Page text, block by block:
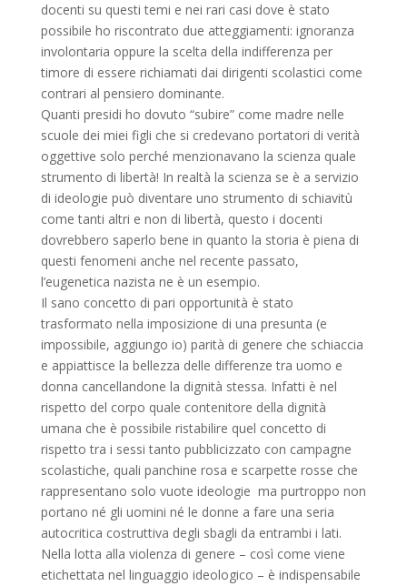
docenti su questi temi e nei rari casi dove è stato
possibile ho riscontrato due atteggiamenti: ignoranza
involontaria oppure la scelta della indifferenza per
timore di essere richiamati dai dirigenti scolastici come
contrari al pensiero dominante.
Quanti presidi ho dovuto “subire” come madre nelle
scuole dei miei figli che si credevano portatori di verità
oggettive solo perché menzionavano la scienza quale
strumento di libertà! In realtà la scienza se è a servizio
di ideologie può diventare uno strumento di schiavitù
come tanti altri e non di libertà, questo i docenti
dovrebbero saperlo bene in quanto la storia è piena di
questi fenomeni anche nel recente passato,
l’eugenetica nazista ne è un esempio.
Il sano concetto di pari opportunità è stato
trasformato nella imposizione di una presunta (e
impossibile, aggiungo io) parità di genere che schiaccia
e appiattisce la bellezza delle differenze tra uomo e
donna cancellandone la dignità stessa. Infatti è nel
rispetto del corpo quale contenitore della dignità
umana che è possibile ristabilire quel concetto di
rispetto tra i sessi tanto pubblicizzato con campagne
scolastiche, quali panchine rosa e scarpette rosse che
rappresentano solo vuote ideologie ma purtroppo non
portano né gli uomini né le donne a fare una seria
autocritica costruttiva degli sbagli da entrambi i lati.
Nella lotta alla violenza di genere – così come viene
etichettata nel linguaggio ideologico – è indispensabile